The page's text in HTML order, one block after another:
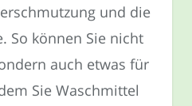
und die
So können Sie nicht
auch etwas für
Sie Waschmittel